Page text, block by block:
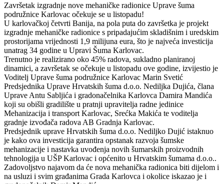
Završetak izgradnje nove mehaničke radionice Uprave šuma
podružnice Karlovac očekuje se u listopadu!
U karlovačkoj četvrti Banija, na pola puta do završetka je projekt
izgradnje mehaničke radionice s pripadajućim skladišnim i uredskim
prostorijama vrijednosti 1,9 milijuna eura, što je najveća investicija
unatrag 34 godine u Upravi Šuma Karlovac.
Trenutno je realizirano oko 45% radova, sukladno planiranoj
dinamici, a završetak se očekuje u listopadu ove godine, izvijestio je
Voditelj Uprave šuma podružnice Karlovac Marin Svetić
Predsjednika Uprave Hrvatskih šuma d.o.o. Nediljka Dujića, člana
Uprave Antu Sabljića i gradonačelnika Karlovca Damira Mandića
koji su obišli gradilište u pratnji upravitelja radne jedinice
Mehanizacija i transport Karlovac, Srećka Makića te voditelja
gradnje izvođača radova AB Gradnja Karlovac.
Predsjednik uprave Hrvatskih šuma d.o.o. Nediljko Dujić istaknuo
je kako ova investicija garantira opstanak razvoja šumske
mehanizacije i nastavka uvođenja novih šumarskih proizvodnih
tehnologija u UŠP Karlovac i općenito u Hrvatskim šumama d.o.o..
Zadovoljstvo najavom da će nova mehanička radionica biti dijelom i
na usluzi i svim građanima Grada Karlovca i okolice iskazao je i